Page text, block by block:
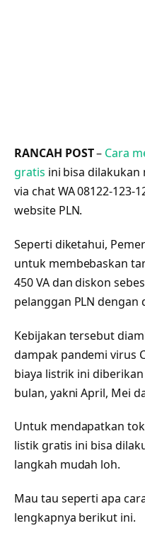
RANCAH POST– Cara
gratis ini bisa dilakukan
via chat WA 08122-123-
website PLN.
Seperti diketahui,
untuk membebaskan
450 VA dan diskon
pelanggan PLN dengan
Kebijakan tersebut
dampak pandemi virus
biaya listrik ini
bulan, yakni April, Mei
Untuk mendapatkan
listik gratis ini bisa
langkah mudah loh.
Mau tau seperti apa
lengkapnya berikut ini.